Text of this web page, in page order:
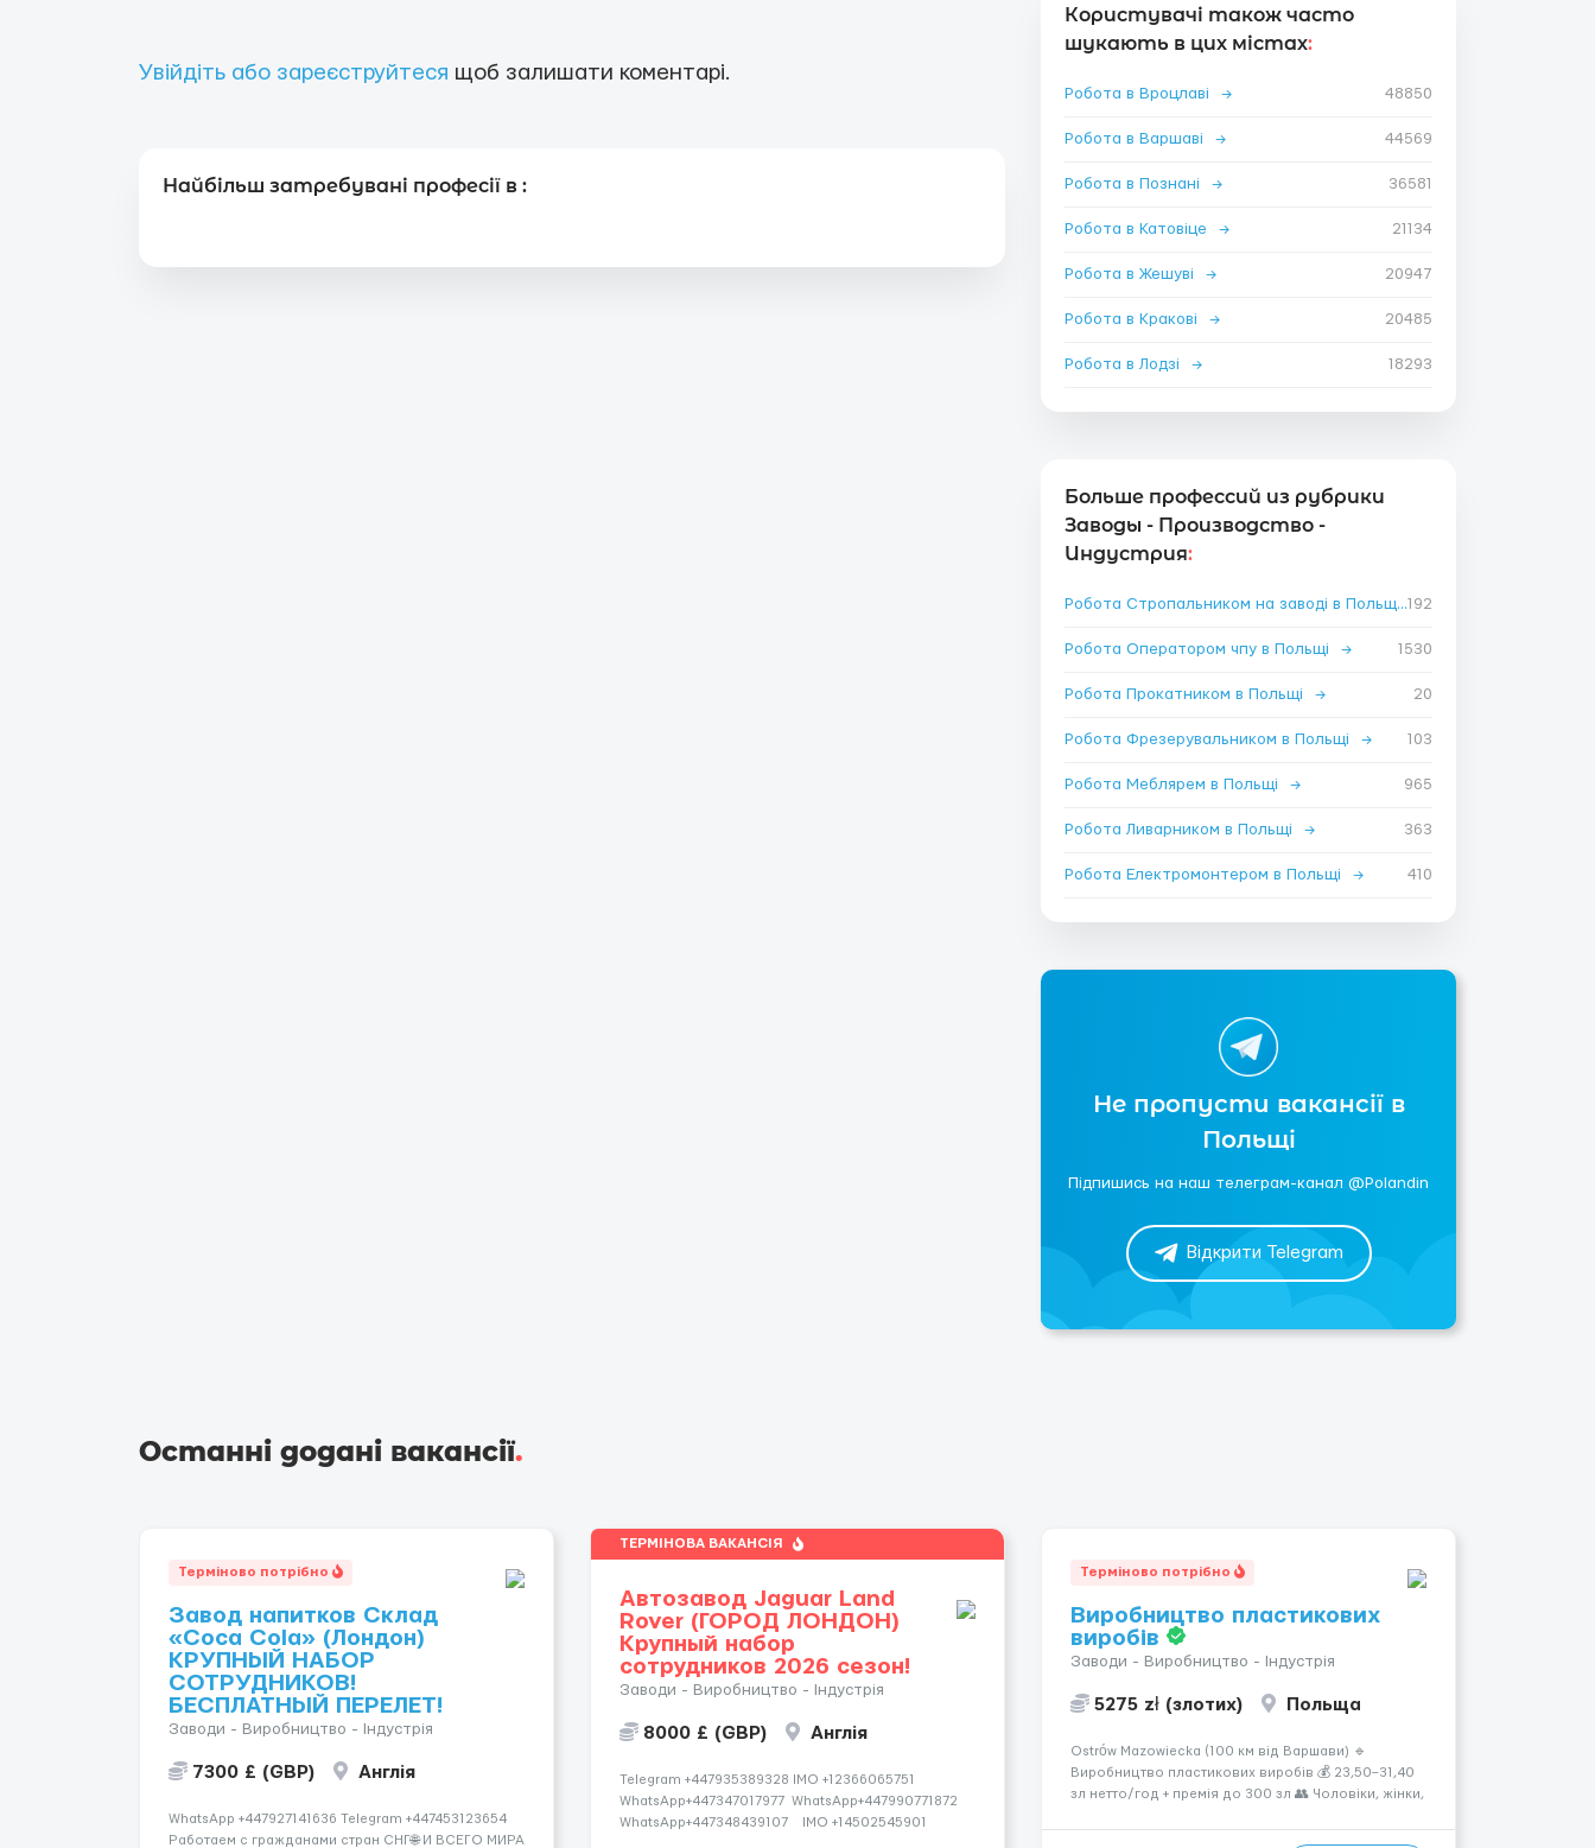
Увійдіть або зареєструйтеся щоб залишати коментарі.
Найбільш затребувані професії в :
Користувачі також часто
шукають в цих містах:
Робота в Вроцлаві → 48850
Робота в Варшаві → 44569
Робота в Познані → 36581
Робота в Катовіце → 21134
Робота в Жешуві → 20947
Робота в Кракові → 20485
Робота в Лодзі → 18293
Больше профессий из рубрики
Заводы - Производство -
Индустрия:
Робота Стропальником на заводі в Польщі →
192
Робота Оператором чпу в Польщі → 1530
Робота Прокатником в Польщі → 20
Робота Фрезерувальником в Польщі → 103
Робота Меблярем в Польщі → 965
Робота Ливарником в Польщі → 363
Робота Електромонтером в Польщі → 410
Не пропусти вакансії в
Польщі
Підпишись на наш телеграм-канал @Polandin
Відкрити Telegram
Останні додані вакансії.
Терміново потрібно
Завод напитков Склад
«Coca Cola» (Лондон)
КРУПНЫЙ НАБОР
СОТРУДНИКОВ!
БЕСПЛАТНЫЙ ПЕРЕЛЕТ!
Заводи - Виробництво - Індустрія
7300 £ (GBP) Англія
WhatsApp +447927141636 Telegram +447453123654
Работаем с гражданами стран СНГ🌐 И ВСЕГО МИРА
ТЕРМІНОВА ВАКАНСІЯ
Автозавод Jaguar Land
Rover (ГОРОД ЛОНДОН)
Крупный набор
сотрудников 2026 сезон!
Заводи - Виробництво - Індустрія
8000 £ (GBP) Англія
Telegram +447935389328 IMO +12366065751
WhatsApp+447347017977 WhatsApp+447990771872
WhatsApp+447348439107 IMO +14502545901
Терміново потрібно
Виробництво пластикових
виробів
Заводи - Виробництво - Індустрія
5275 zł (злотих) Польща
Ostrów Mazowiecka (100 км від Варшави) 🔹
Виробництво пластикових виробів 💰 23,50–31,40
зл нетто/год + премія до 300 зл 👥 Чоловіки, жінки,